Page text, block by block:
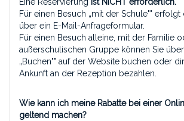
Eine Reservierung ist NICHT erforderlich.
Für einen Besuch „mit der Schule"" erfolgt
über ein E-Mail-Anfrageformular.
Für einen Besuch alleine, mit der Familie
außerschulischen Gruppe können Sie
„Buchen"" auf der Website buchen oder
Ankunft an der Rezeption bezahlen.
Wie kann ich meine Rabatte bei einer
geltend machen?